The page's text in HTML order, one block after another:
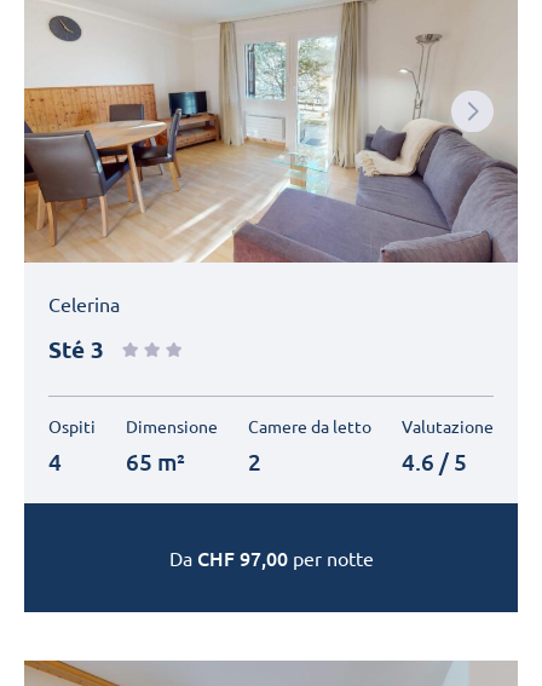
Next
Celerina
Sté 3
Ospiti
4
Dimensione
65 m²
Camere da letto
2
Valutazione
4.6 / 5
Da CHF 97,00per notte